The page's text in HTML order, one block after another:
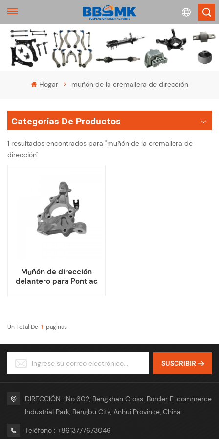
English
français
español
Hogar muñón de la cremallera de dirección
Categorías De Productos
1 resultados encontrados para "muñón de la cremallera de
dirección"
Muñón de dirección
delantero para Pontiac
Un Total De 1 Paginas
SUSCRIBIR
DIRECCIÓN : No.602, Bengshan Cross-Border E-commerce
Industrial Park, Bengbu City, Anhui Province, China
Teléfono : +8613777673046